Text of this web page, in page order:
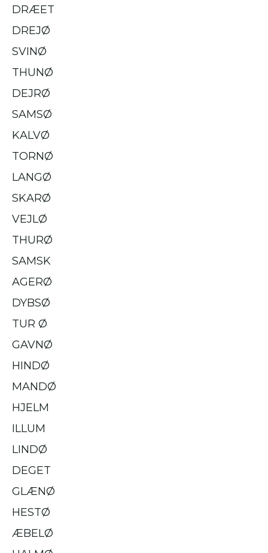
DRÆET
DREJØ
SVINØ
THUNØ
DEJRØ
SAMSØ
KALVØ
TORNØ
LANGØ
SKARØ
VEJLØ
THURØ
SAMSK
AGERØ
DYBSØ
TUR Ø
GAVNØ
HINDØ
MANDØ
HJELM
ILLUM
LINDØ
DEGET
GLÆNØ
HESTØ
ÆBELØ